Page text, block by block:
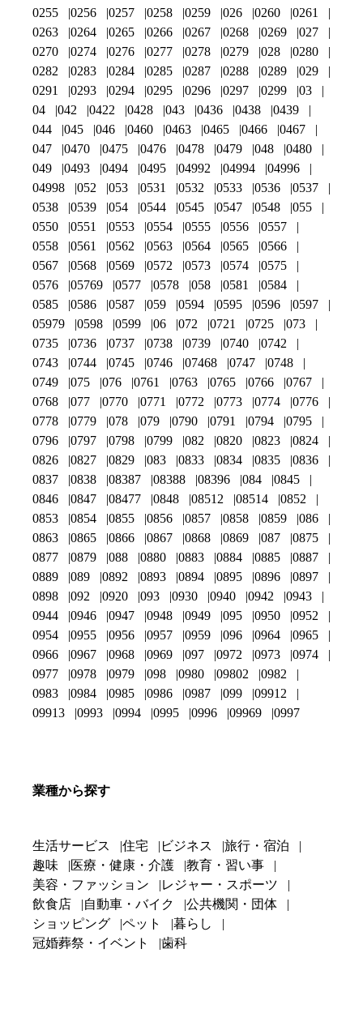
0255
0256 0257 0258 0259 026 0260
0261
0263
0264 0265 0266 0267 0268 0269
027
0270
0274 0276 0277 0278 0279 028
0280
0282
0283 0284 0285 0287 0288 0289
029
0291
0293 0294 0295 0296 0297 0299
03
04
042 0422 0428 043 0436 0438
0439
044
045 046 0460 0463 0465 0466
0467
047
0470 0475 0476 0478 0479 048
0480
049
0493 0494 0495 04992 04994
04996
04998
052 053 0531 0532 0533 0536
0537
0538
0539 054 0544 0545 0547 0548
055
0550
0551 0553 0554 0555 0556
0557
0558
0561 0562 0563 0564 0565
0566
0567
0568 0569 0572 0573 0574
0575
0576
05769 0577 0578 058 0581
0584
0585
0586 0587 059 0594 0595 0596
0597
05979
0598 0599 06 072 0721 0725
073
0735
0736 0737 0738 0739 0740
0742
0743
0744 0745 0746 07468 0747
0748
0749
075 076 0761 0763 0765 0766
0767
0768
077 0770 0771 0772 0773 0774
0776
0778
0779 078 079 0790 0791 0794
0795
0796
0797 0798 0799 082 0820 0823
0824
0826
0827 0829 083 0833 0834 0835
0836
0837
0838 08387 08388 08396 084
0845
0846
0847 08477 0848 08512 08514
0852
0853
0854 0855 0856 0857 0858 0859
086
0863
0865 0866 0867 0868 0869 087
0875
0877
0879 088 0880 0883 0884 0885
0887
0889
089 0892 0893 0894 0895 0896
0897
0898
092 0920 093 0930 0940 0942
0943
0944
0946 0947 0948 0949 095 0950
0952
0954
0955 0956 0957 0959 096 0964
0965
0966
0967 0968 0969 097 0972 0973
0974
0977
0978 0979 098 0980 09802
0982
0983
0984 0985 0986 0987 099
09912
09913
0993 0994 0995 0996 09969 0997
業種から探す
生活サービス 住宅 ビジネス
旅行・宿泊
趣味
医療・健康・介護
教育・習い事
美容・ファッション
レジャー・スポーツ
飲食店
自動車・バイク
公共機関・団体
ショッピング
ペット
暮らし
冠婚葬祭・イベント
歯科